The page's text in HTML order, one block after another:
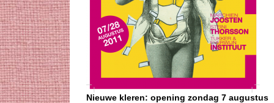
Nieuwe kleren: opening zondag 7 augustus